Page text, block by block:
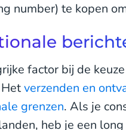
number) te kopen
factor bij de
verzenden en
grenzen. Als je
heb je een